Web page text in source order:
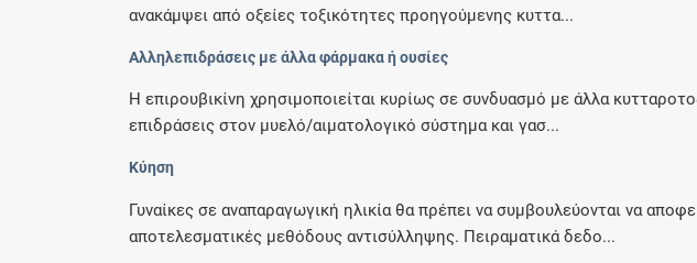
ανακάμψει από οξείες τοξικότητες προηγούμενης κυττα...
Αλληλεπιδράσεις με άλλα φάρμακα ή ουσίες
Η επιρουβικίνη χρησιμοποιείται κυρίως σε συνδυασμό με άλλα
επιδράσεις στον μυελό/αιματολογικό σύστημα και γασ...
Κύηση
Γυναίκες σε αναπαραγωγική ηλικία θα πρέπει να συμβουλεύονται να
αποτελεσματικές μεθόδους αντισύλληψης. Πειραματικά δεδο...